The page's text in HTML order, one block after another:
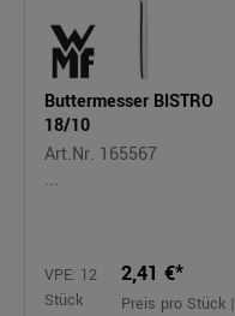
Buttermesser BISTRO
18/10
Art.Nr. 165567
...
VPE: 12
Stück
2,41 €*
Preis pro Stück |